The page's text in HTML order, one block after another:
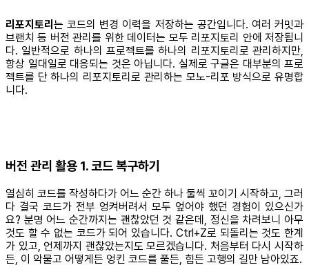
리포지토리 는 코드의 변경 이력을 저장하는 공간입니다. 여러 커밋과
브랜치 등 버전 관리를 위한 데이터는 모두 리포지토리 안에 저장됩니
다. 일반적으로 하나의 프로젝트를 하나의 리포지토리로 관리하지만,
항상 일대일로 대응되는 것은 아닙니다. 실제로 구글은 대부분의 프로
젝트를 단 하나의 리포지토리로 관리하는 모노-리포 방식으로 유명합
니다.
버전 관리 활용 1. 코드 복구하기
열심히 코드를 작성하다가 어느 순간 하나 둘씩 꼬이기 시작하고, 그러
다 결국 코드가 전부 엉켜버려서 모두 엎어야 했던 경험이 있으신가
요? 분명 어느 순간까지는 괜찮았던 것 같은데, 정신을 차려보니 아무
것도 할 수 없는 코드가 되어 있습니다. Ctrl+Z로 되돌리는 것도 한계
가 있고, 언제까지 괜찮았는지도 모르겠습니다. 처음부터 다시 시작하
든, 이 악물고 어떻게든 엉킨 코드를 풀든, 힘든 고행의 길만 남아있죠.